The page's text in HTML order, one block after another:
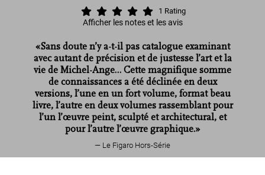
1 Rating
Afficher les notes et les avis
«Sans doute n’y a-t-il pas catalogue examinant
avec autant de précision et de justesse l’art et la
vie de Michel-Ange… Cette magnifique somme
de connaissances a été déclinée en deux
versions, l’une en un fort volume, format beau
livre, l’autre en deux volumes rassemblant pour
l’un l’œuvre peint, sculpté et architectural, et
pour l’autre l’œuvre graphique.»
Le Figaro Hors-Série